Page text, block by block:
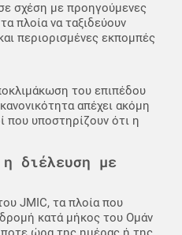
σχέση με προηγούμενες
πλοία να ταξιδεύουν
περιορισμένες εκπομπές
του επιπέδου
απέχει ακόμη
που υποστηρίζουν ότι η
διέλευση με
JMIC, τα πλοία που
κατά μήκος του Ομάν